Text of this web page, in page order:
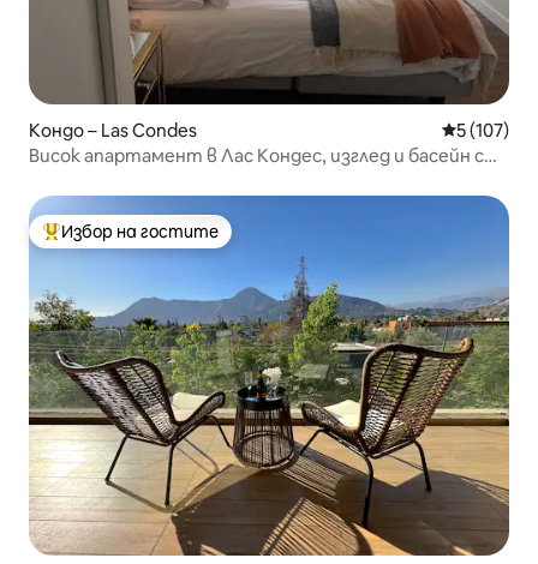
Кондо – Las Condes Средна
5 (107)
Висок апартамент в Лас Кондес, изглед и басейн с
Най-популярен избор на гостите
Избор на гостите